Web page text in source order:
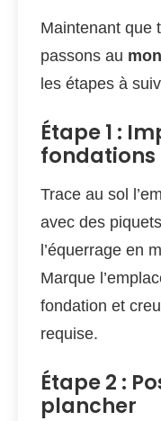
Maintenant que
passons au
les étapes à
Étape 1 :
fondations
Trace au sol
avec des
l’équerrage en
Marque
fondation et
requise.
Étape 2 :
plancher